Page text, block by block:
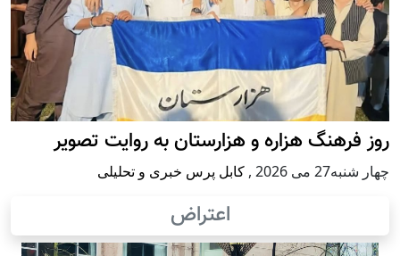
روز فرهنگ هزاره و هزارستان به روایت تصویر
چهار شنبه27 می 2026 , کابل پرس خبری و تحلیلی
اعتراض